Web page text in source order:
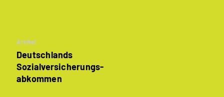
Artikel
Deutschlands
Sozialversicherungs­
abkommen